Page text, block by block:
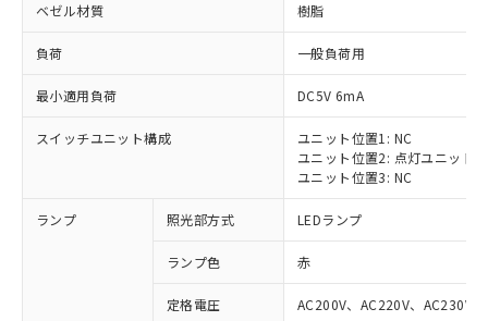
ベゼル材質 樹脂
負荷 一般負荷用
最小適用負荷 DC5V 6mA
スイッチユニット構成
ユニット位置1: NC
ユニット位置2: 点灯ユニット
ユニット位置3: NC
ランプ 照光部方式 LEDランプ
ランプ色 赤
定格電圧 AC200V、AC220V、AC230V